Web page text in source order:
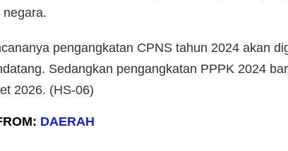
negara.
pengangkatan CPNS tahun 2024 akan
Sedangkan pengangkatan PPPK 2024
2026. (HS-06)
DAERAH